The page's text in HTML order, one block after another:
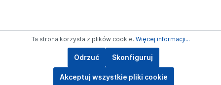
Ta strona korzysta z plików cookie. Więcej informacji...
Odrzuć Skonfiguruj
Akceptuj wszystkie pliki cookie